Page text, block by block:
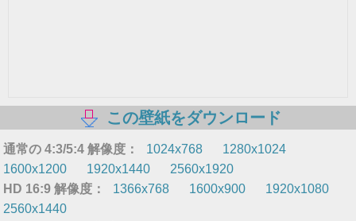
この壁紙をダウンロード
通常の 4:3/5:4 解像度： 1024x768
1280x1024
1600x1200
1920x1440
2560x1920
HD 16:9 解像度：
1366x768 1600x900
1920x1080
2560x1440